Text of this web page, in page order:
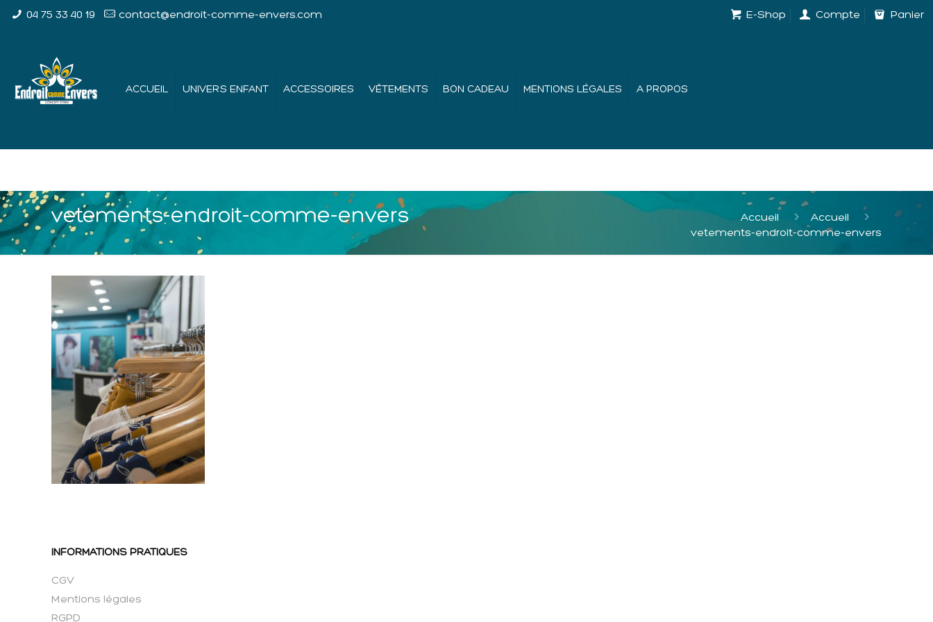
04 75 33 40 19 contact@endroit-comme-envers.com E-Shop Compte Panier
ACCUEIL UNIVERS ENFANT ACCESSOIRES VÊTEMENTS BON CADEAU MENTIONS LÉGALES A PROPOS
vetements-endroit-comme-envers Accueil
Accueil
vetements-endroit-comme-envers
INFORMATIONS PRATIQUES
CGV
Mentions légales
RGPD